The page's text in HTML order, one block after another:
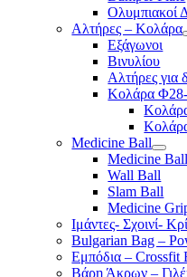
Ολυμπιακοί
Αλτήρες – Κολάρα
Εξάγωνοι
Βινυλίου
Αλτήρες για
Κολάρα
Medicine Ball
Medicine Ball
Wall Ball
Slam Ball
Medicine
Ιμάντες- Σχοινί-
Bulgarian Bag –
Εμπόδια – Crossfit
Βάρη Άκρων –